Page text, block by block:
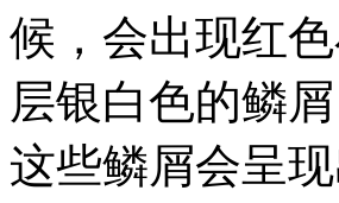
候，会出现红
层银白色的鳞
这些鳞屑会呈